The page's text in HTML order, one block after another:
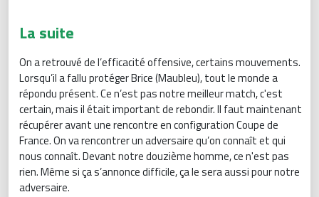
La suite
On a retrouvé de l’efficacité offensive, certains mouvements.
Lorsqu’il a fallu protéger Brice (Maubleu), tout le monde a
répondu présent. Ce n’est pas notre meilleur match, c'est
certain, mais il était important de rebondir. Il faut maintenant
récupérer avant une rencontre en configuration Coupe de
France. On va rencontrer un adversaire qu’on connaît et qui
nous connaît. Devant notre douzième homme, ce n'est pas
rien. Même si ça s’annonce difficile, ça le sera aussi pour notre
adversaire.